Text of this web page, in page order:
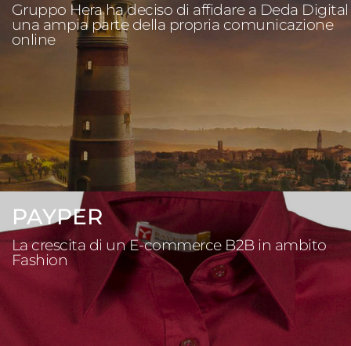
Gruppo Hera ha deciso di affidare a Deda Digital
una ampia parte della propria comunicazione
online
PAYPER
La crescita di un E-commerce B2B in ambito
Fashion